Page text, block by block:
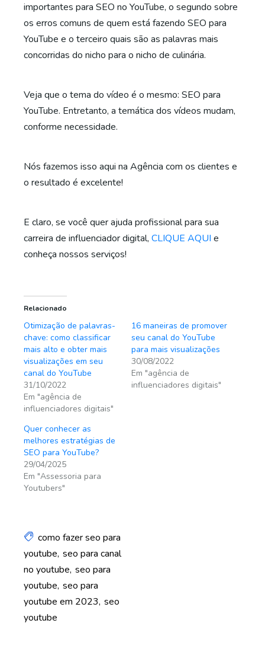
importantes para SEO no YouTube, o segundo sobre
os erros comuns de quem está fazendo SEO para
YouTube e o terceiro quais são as palavras mais
concorridas do nicho para o nicho de culinária.
Veja que o tema do vídeo é o mesmo: SEO para
YouTube. Entretanto, a temática dos vídeos mudam,
conforme necessidade.
Nós fazemos isso aqui na Agência com os clientes e
o resultado é excelente!
E claro, se você quer ajuda profissional para sua
carreira de influenciador digital, CLIQUE AQUI e
conheça nossos serviços!
Relacionado
Otimização de palavras-
chave: como classificar
mais alto e obter mais
visualizações em seu
canal do YouTube
31/10/2022
Em "agência de
influenciadores digitais"
16 maneiras de promover
seu canal do YouTube
para mais visualizações
30/08/2022
Em "agência de
influenciadores digitais"
Quer conhecer as
melhores estratégias de
SEO para YouTube?
29/04/2025
Em "Assessoria para
Youtubers"
como fazer seo para
youtube seo para canal
no youtube seo para
youtube seo para
youtube em 2023 seo
youtube